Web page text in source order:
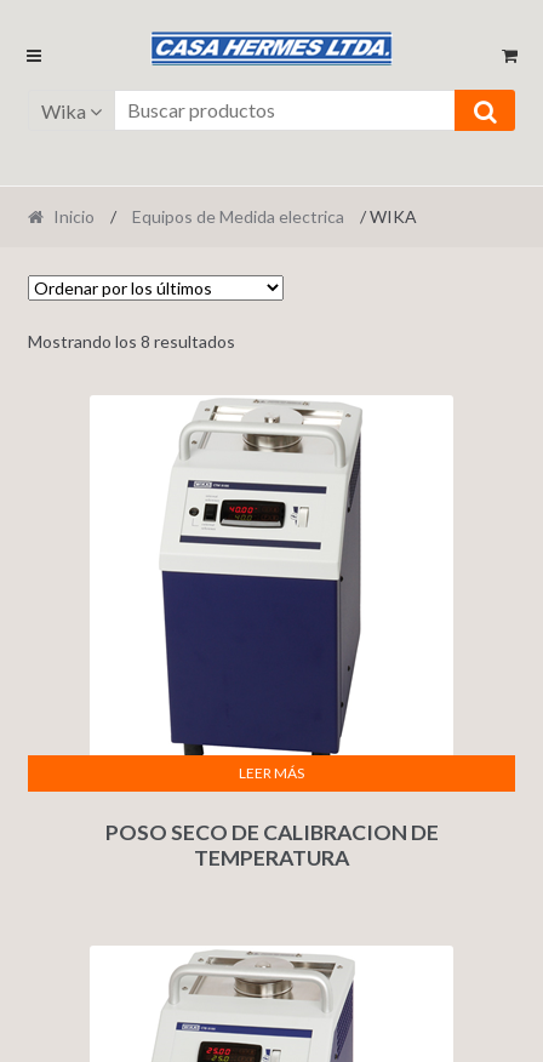
Ir
navegación
Ir
contenido
Wika
Inicio / Equipos de Medida electrica / WIKA
Mostrando los 8 resultados
POSO SECO DE CALIBRACION DE
TEMPERATURA
LEER MÁS